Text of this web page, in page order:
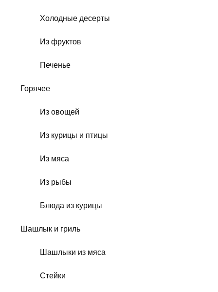
Холодные десерты
Из фруктов
Печенье
Горячее
Из овощей
Из курицы и птицы
Из мяса
Из рыбы
Блюда из курицы
Шашлык и гриль
Шашлыки из мяса
Стейки